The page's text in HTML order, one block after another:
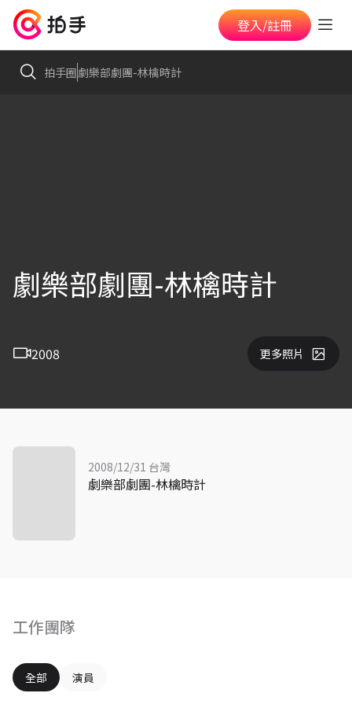
登入/註冊
拍手圈劇樂部劇團-林檎時計
劇樂部劇團-林檎時計
2008 更多照片
工作團隊
全部 演員
2008/12/31 台灣
劇樂部劇團-林檎時計